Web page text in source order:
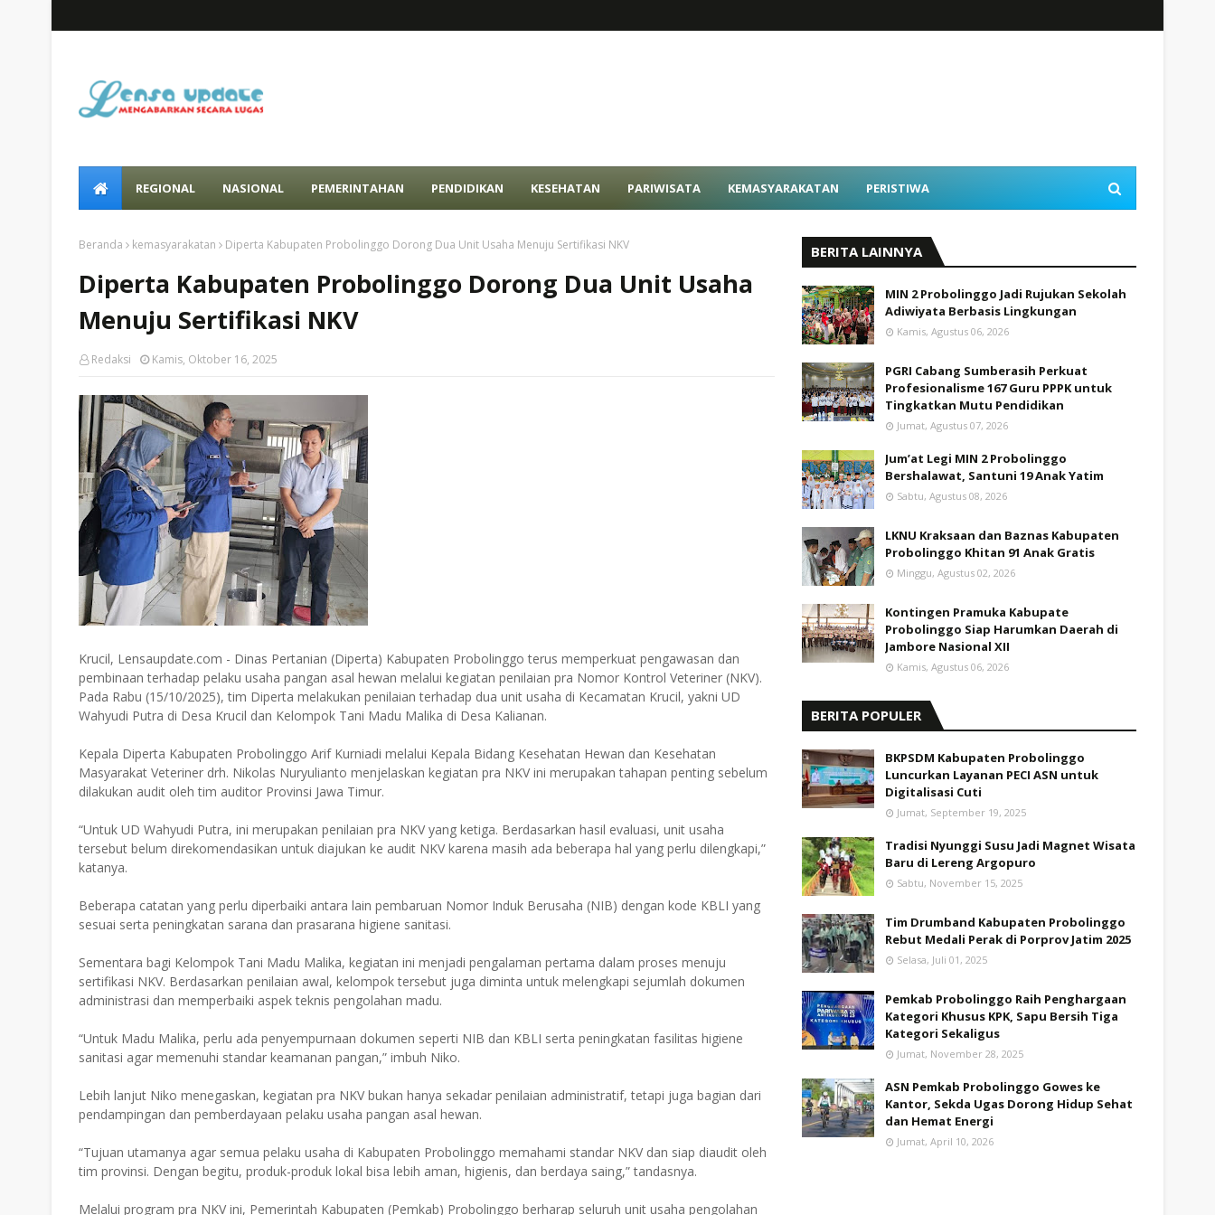
REGIONAL NASIONAL PEMERINTAHAN PENDIDIKAN KESEHATAN PARIWISATA KEMASYARAKATAN PERISTIWA
Beranda kemasyarakatan Diperta Kabupaten Probolinggo Dorong Dua Unit Usaha Menuju Sertifikasi NKV
Diperta Kabupaten Probolinggo Dorong Dua Unit Usaha
Menuju Sertifikasi NKV
Redaksi Kamis, Oktober 16, 2025
Krucil, Lensaupdate.com - Dinas Pertanian (Diperta) Kabupaten Probolinggo terus memperkuat pengawasan dan
pembinaan terhadap pelaku usaha pangan asal hewan melalui kegiatan penilaian pra Nomor Kontrol Veteriner (NKV).
Pada Rabu (15/10/2025), tim Diperta melakukan penilaian terhadap dua unit usaha di Kecamatan Krucil, yakni UD
Wahyudi Putra di Desa Krucil dan Kelompok Tani Madu Malika di Desa Kalianan.
Kepala Diperta Kabupaten Probolinggo Arif Kurniadi melalui Kepala Bidang Kesehatan Hewan dan Kesehatan
Masyarakat Veteriner drh. Nikolas Nuryulianto menjelaskan kegiatan pra NKV ini merupakan tahapan penting sebelum
dilakukan audit oleh tim auditor Provinsi Jawa Timur.
“Untuk UD Wahyudi Putra, ini merupakan penilaian pra NKV yang ketiga. Berdasarkan hasil evaluasi, unit usaha
tersebut belum direkomendasikan untuk diajukan ke audit NKV karena masih ada beberapa hal yang perlu dilengkapi,”
katanya.
Beberapa catatan yang perlu diperbaiki antara lain pembaruan Nomor Induk Berusaha (NIB) dengan kode KBLI yang
sesuai serta peningkatan sarana dan prasarana higiene sanitasi.
Sementara bagi Kelompok Tani Madu Malika, kegiatan ini menjadi pengalaman pertama dalam proses menuju
sertifikasi NKV. Berdasarkan penilaian awal, kelompok tersebut juga diminta untuk melengkapi sejumlah dokumen
administrasi dan memperbaiki aspek teknis pengolahan madu.
“Untuk Madu Malika, perlu ada penyempurnaan dokumen seperti NIB dan KBLI serta peningkatan fasilitas higiene
sanitasi agar memenuhi standar keamanan pangan,” imbuh Niko.
Lebih lanjut Niko menegaskan, kegiatan pra NKV bukan hanya sekadar penilaian administratif, tetapi juga bagian dari
pendampingan dan pemberdayaan pelaku usaha pangan asal hewan.
“Tujuan utamanya agar semua pelaku usaha di Kabupaten Probolinggo memahami standar NKV dan siap diaudit oleh
tim provinsi. Dengan begitu, produk-produk lokal bisa lebih aman, higienis, dan berdaya saing,” tandasnya.
Melalui program pra NKV ini, Pemerintah Kabupaten (Pemkab) Probolinggo berharap seluruh unit usaha pengolahan
BERITA LAINNYA
MIN 2 Probolinggo Jadi Rujukan Sekolah
Adiwiyata Berbasis Lingkungan
Kamis, Agustus 06, 2026
PGRI Cabang Sumberasih Perkuat
Profesionalisme 167 Guru PPPK untuk
Tingkatkan Mutu Pendidikan
Jumat, Agustus 07, 2026
Jum’at Legi MIN 2 Probolinggo
Bershalawat, Santuni 19 Anak Yatim
Sabtu, Agustus 08, 2026
LKNU Kraksaan dan Baznas Kabupaten
Probolinggo Khitan 91 Anak Gratis
Minggu, Agustus 02, 2026
Kontingen Pramuka Kabupate
Probolinggo Siap Harumkan Daerah di
Jambore Nasional XII
Kamis, Agustus 06, 2026
BERITA POPULER
BKPSDM Kabupaten Probolinggo
Luncurkan Layanan PECI ASN untuk
Digitalisasi Cuti
Jumat, September 19, 2025
Tradisi Nyunggi Susu Jadi Magnet Wisata
Baru di Lereng Argopuro
Sabtu, November 15, 2025
Tim Drumband Kabupaten Probolinggo
Rebut Medali Perak di Porprov Jatim 2025
Selasa, Juli 01, 2025
Pemkab Probolinggo Raih Penghargaan
Kategori Khusus KPK, Sapu Bersih Tiga
Kategori Sekaligus
Jumat, November 28, 2025
ASN Pemkab Probolinggo Gowes ke
Kantor, Sekda Ugas Dorong Hidup Sehat
dan Hemat Energi
Jumat, April 10, 2026